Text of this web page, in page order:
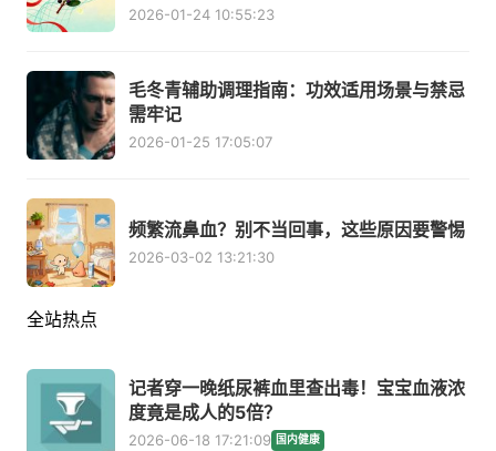
2026-01-24 10:55:23
毛冬青辅助调理指南：功效适用场景与禁忌
需牢记
2026-01-25 17:05:07
频繁流鼻血？别不当回事，这些原因要警惕
2026-03-02 13:21:30
全站热点
记者穿一晚纸尿裤血里查出毒！宝宝血液浓
度竟是成人的5倍？
2026-06-18 17:21:09 国内健康